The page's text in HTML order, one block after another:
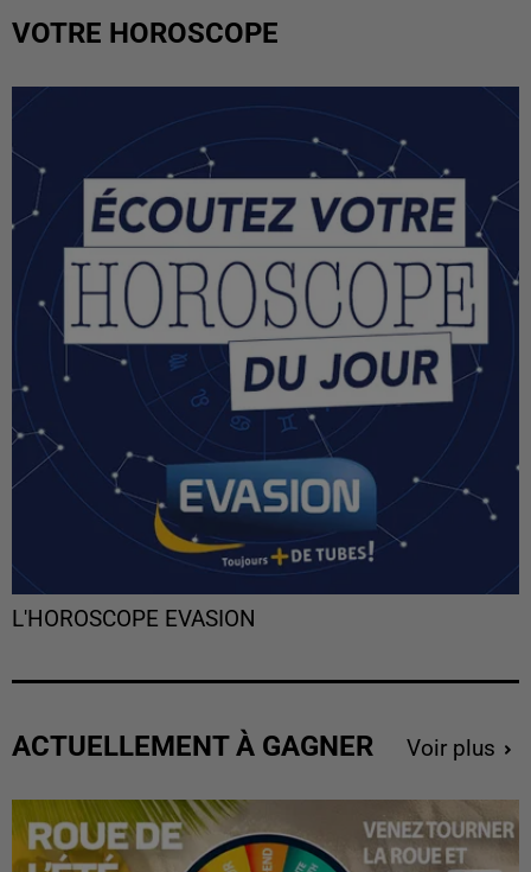
VOTRE HOROSCOPE
L'HOROSCOPE EVASION
ACTUELLEMENT À GAGNER Voir plus